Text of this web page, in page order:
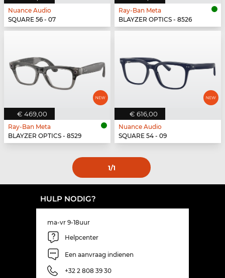
Nuance Audio
SQUARE 56 - 07
Ray-Ban Meta
BLAYZER OPTICS - 8526
€ 469,00
Ray-Ban Meta
BLAYZER OPTICS - 8529
€ 616,00
Nuance Audio
SQUARE 54 - 09
1/1
HULP NODIG?
ma-vr 9-18uur
Helpcenter
Een aanvraag indienen
+32 2 808 39 30